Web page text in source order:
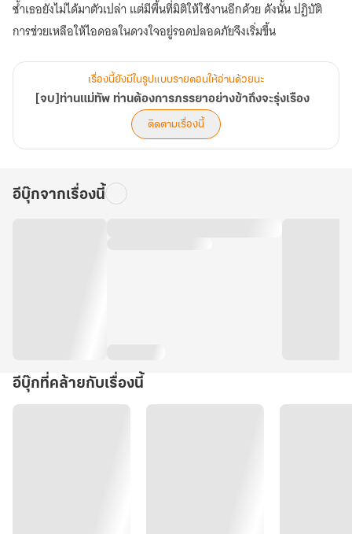
ซ้ำเธอยังไม่ได้มาตัวเปล่า แต่มีพื้นที่มิติให้ใช้งานอีกด้วย ดังนั้น ปฏิบัติ
การช่วยเหลือให้ไอดอลในดวงใจอยู่รอดปลอดภัยจึงเริ่มขึ้น
เรื่องนี้ยังมีในรูปแบบรายตอนให้อ่านด้วยนะ
[จบ]ท่านแม่ทัพ ท่านต้องการภรรยาอย่างข้าถึงจะรุ่งเรือง
ติดตามเรื่องนี้
อีบุ๊กจากเรื่องนี้
อีบุ๊กที่คล้ายกับเรื่องนี้